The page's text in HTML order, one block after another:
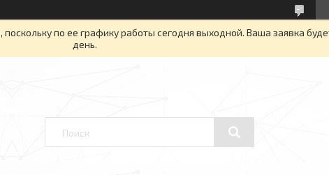
по ее графику работы сегодня выходной. Ваша заявка
день.